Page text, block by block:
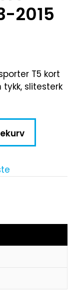
2015
T5 kort
slitesterk